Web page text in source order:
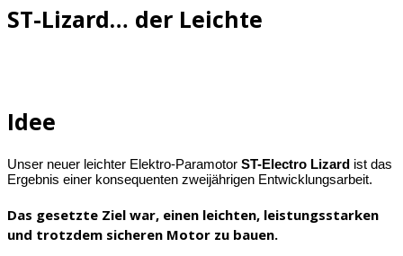
ST-Lizard… der Leichte
Idee
Unser neuer leichter Elektro-Paramotor ST-Electro Lizard ist das
Ergebnis einer konsequenten zweijährigen Entwicklungsarbeit.
Das gesetzte Ziel war, einen leichten, leistungsstarken
und trotzdem sicheren Motor zu bauen.